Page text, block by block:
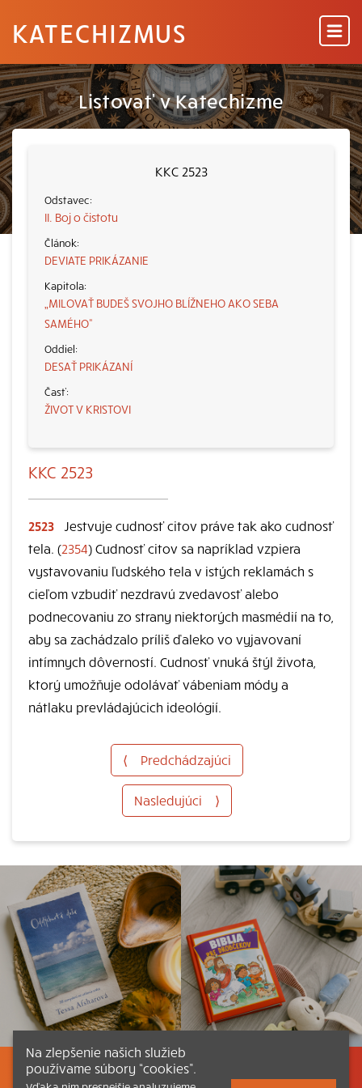
KATECHIZMUS
Listovať v Katechizme
KKC 2523
II. Boj o čistotu
DEVIATE PRIKÁZANIE
„MILOVAŤ BUDEŠ SVOJHO BLÍŽNEHO AKO SEBA
SAMÉHO“
DESAŤ PRIKÁZANÍ
ŽIVOT V KRISTOVI
KKC 2523
2523
Jestvuje cudnosť citov práve tak ako cudnosť
tela. (2354) Cudnosť citov sa napríklad vzpiera
vystavovaniu ľudského tela v istých reklamách s
cieľom vzbudiť nezdravú zvedavosť alebo
podnecovaniu zo strany niektorých masmédií na to,
aby sa zachádzalo príliš ďaleko vo vyjavovaní
intímnych dôverností. Cudnosť vnuká štýl života,
ktorý umožňuje odolávať vábeniam módy a
nátlaku prevládajúcich ideológií.
⟨ Predchádzajúci
Nasledujúci ⟩
Listovať Obsah Dokumenty a články
Na zlepšenie našich služieb
používame súbory “cookies”.